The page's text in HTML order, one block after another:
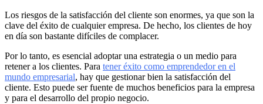
Los riesgos de la satisfacción del cliente son enormes, ya que son la
clave del éxito de cualquier empresa. De hecho, los clientes de hoy
en día son bastante difíciles de complacer.
Por lo tanto, es esencial adoptar una estrategia o un medio para
retener a los clientes. Para tener éxito como emprendedor en el
mundo empresarial, hay que gestionar bien la satisfacción del
cliente. Esto puede ser fuente de muchos beneficios para la empresa
y para el desarrollo del propio negocio.